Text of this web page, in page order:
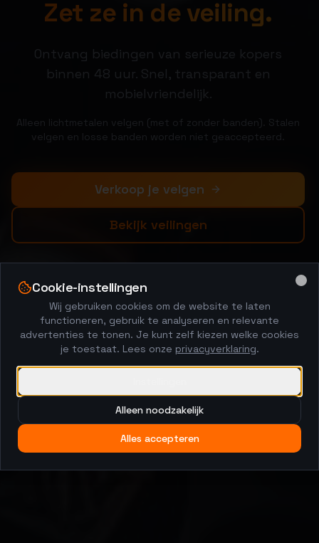
Zet ze in de veiling.
Ontvang biedingen van serieuze kopers
binnen 48 uur. Snel, transparant en
mobielvriendelijk.
Alleen lichtmetalen velgen (met of zonder banden). Stalen
velgen en losse banden worden niet geaccepteerd.
Verkoop je velgen
Bekijk veilingen
Cookie-instellingen
Wij gebruiken cookies om de website te laten
functioneren, gebruik te analyseren en relevante
advertenties te tonen. Je kunt zelf kiezen welke cookies
je toestaat. Lees onze privacyverklaring.
Alleen noodzakelijk
Alles accepteren